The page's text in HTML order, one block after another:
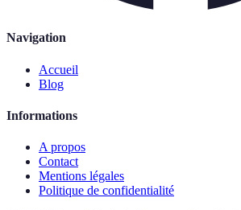
Navigation
Accueil
Blog
Informations
A propos
Contact
Mentions légales
Politique de confidentialité